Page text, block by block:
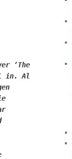
‘The
in. Al